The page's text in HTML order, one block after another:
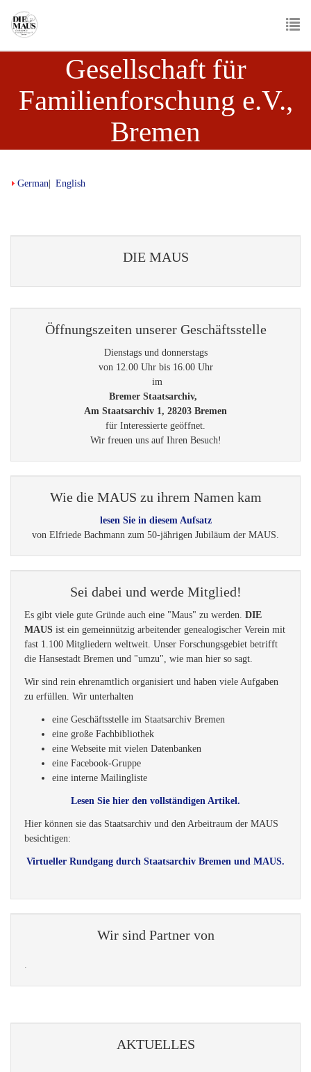
main
content
Gesellschaft für
Familienforschung e.V.,
Bremen
German English
DIE MAUS
Öffnungszeiten unserer Geschäftsstelle
Dienstags und donnerstags
von 12.00 Uhr bis 16.00 Uhr
im
Bremer Staatsarchiv,
Am Staatsarchiv 1, 28203 Bremen
für Interessierte geöffnet.
Wir freuen uns auf Ihren Besuch!
Wie die MAUS zu ihrem Namen kam
lesen Sie in diesem Aufsatz
von Elfriede Bachmann zum 50-jährigen Jubiläum der MAUS.
Sei dabei und werde Mitglied!
Es gibt viele gute Gründe auch eine "Maus" zu werden. DIE
MAUS ist ein gemeinnützig arbeitender genealogischer Verein mit
fast 1.100 Mitgliedern weltweit. Unser Forschungsgebiet betrifft
die Hansestadt Bremen und "umzu", wie man hier so sagt.
Wir sind rein ehrenamtlich organisiert und haben viele Aufgaben
zu erfüllen. Wir unterhalten
eine Geschäftsstelle im Staatsarchiv Bremen
eine große Fachbibliothek
eine Webseite mit vielen Datenbanken
eine Facebook-Gruppe
eine interne Mailingliste
Lesen Sie hier den vollständigen Artikel.
Hier können sie das Staatsarchiv und den Arbeitraum der MAUS
besichtigen:
Virtueller Rundgang durch Staatsarchiv Bremen und MAUS.
Wir sind Partner von
.
AKTUELLES